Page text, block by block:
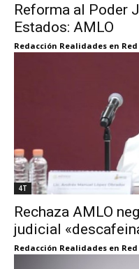
Reforma al Poder
Estados: AMLO
Redacción Realidades en Red
4T
Rechaza AMLO
judicial
Redacción Realidades en Red